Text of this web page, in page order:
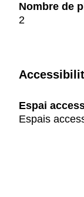
Nombre de
2
Espai
Espais